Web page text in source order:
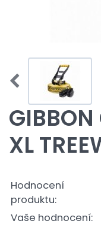
GIBBON
XL
Hodnocení
produktu:
Vaše hodnocení: